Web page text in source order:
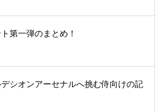
第一弾のまとめ！
シオンアーセナルへ挑む侍向けの記